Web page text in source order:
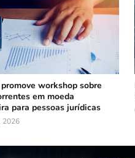
workshop sobre
em moeda
para pessoas jurídicas
2026